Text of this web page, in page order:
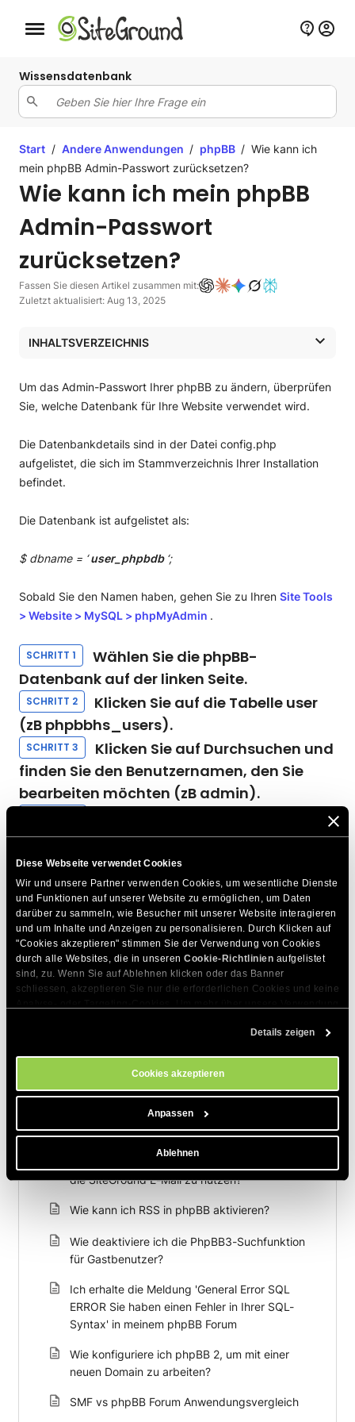
Diese Webseite verwendet Cookies
Wir und unsere Partner verwenden Cookies, um wesentliche Dienste
und Funktionen auf unserer Website zu ermöglichen, um Daten
darüber zu sammeln, wie Besucher mit unserer Website interagieren
und um Inhalte und Anzeigen zu personalisieren. Durch Klicken auf
"Cookies akzeptieren" stimmen Sie der Verwendung von Cookies
durch alle Websites, die in unseren Cookie-Richtlinien aufgelistet
sind, zu. Wenn Sie auf Ablehnen klicken oder das Banner
schliessen, akzeptieren Sie nur die erforderlichen Cookies und keine
. Sie können Ihre Cookie-Einstellungen jederzeit im
Details zeigen
Cookies akzeptieren
Anpassen
Ablehnen
Schaltfläche Mobile Navigation
Wissensdatenbank
Start / Andere Anwendungen / phpBB / Wie kann ich
mein phpBB Admin-Passwort zurücksetzen?
Wie kann ich mein phpBB
Admin-Passwort
zurücksetzen?
Fassen Sie diesen Artikel zusammen mit:
Zuletzt aktualisiert: Aug 13, 2025
INHALTSVERZEICHNIS
Seite.
Schritt 2Klicken Sie auf die Tabelle user (zB
Schritt 3Klicken Sie auf Durchsuchen und finden Sie den
Benutzernamen, den Sie bearbeiten möchten (zB admin).
Schritt 4Klicken Sie auf Bearbeiten.
Schritt 5Geben Sie Ihr neues Passwort unter der Zeile
Schritt 6Klicken Sie auf das Funktions-Dropdown-Menü
Schritt 7Speichern Sie die Änderungen, indem Sie auf GO
Um das Admin-Passwort Ihrer phpBB zu ändern, überprüfen
Sie, welche Datenbank für Ihre Website verwendet wird.
Die Datenbankdetails sind in der Datei config.php
aufgelistet, die sich im Stammverzeichnis Ihrer Installation
befindet.
Die Datenbank ist aufgelistet als:
$ dbname = ‘user_phpbdb ‘;
Sobald Sie den Namen haben, gehen Sie zu Ihren Site Tools
> Website > MySQL > phpMyAdmin .
SCHRITT 1
Wählen Sie die phpBB-
Datenbank auf der linken Seite.
SCHRITT 2
Klicken Sie auf die Tabelle user
(zB phpbbhs_users).
SCHRITT 3
Klicken Sie auf Durchsuchen und
finden Sie den Benutzernamen, den Sie
bearbeiten möchten (zB admin).
SCHRITT 5
Geben Sie Ihr neues Passwort
unter der Zeile user_password ein.
SCHRITT 6
Klicken Sie auf das Funktions-
Dropdown-Menü und wählen Sie MD5.
SCHRITT 7
Speichern Sie die Änderungen,
indem Sie auf GO klicken.
DIESEN ARTIKEL TEILEN
Zum Thema Passende Artikel
die SiteGround E-Mail zu nutzen?
Wie kann ich RSS in phpBB aktivieren?
Wie deaktiviere ich die PhpBB3-Suchfunktion
für Gastbenutzer?
Ich erhalte die Meldung 'General Error SQL
ERROR Sie haben einen Fehler in Ihrer SQL-
Syntax' in meinem phpBB Forum
Wie konfiguriere ich phpBB 2, um mit einer
neuen Domain zu arbeiten?
SMF vs phpBB Forum Anwendungsvergleich